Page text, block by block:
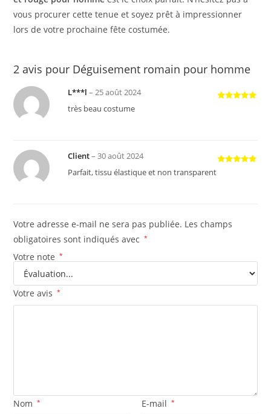
vous procurer cette tenue et soyez prêt à impressionner
lors de votre prochaine fête costumée.
2 avis pour Déguisement romain pour homme
L***l– 25 août 2024
très beau costume
Client– 30 août 2024
Parfait, tissu élastique et non transparent
Votre adresse e-mail ne sera pas publiée. Les champs
obligatoires sont indiqués avec
*
Votre note *
Votre avis *
Nom * E-mail *